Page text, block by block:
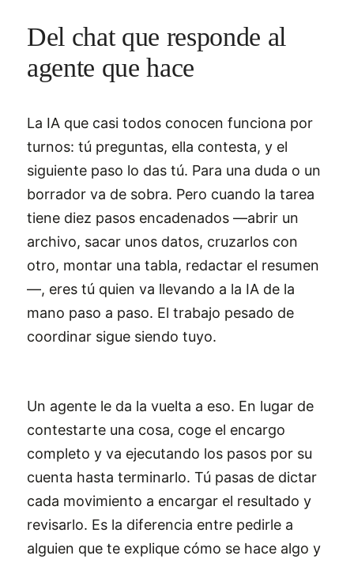
Del chat que responde al
agente que hace
La IA que casi todos conocen funciona por
turnos: tú preguntas, ella contesta, y el
siguiente paso lo das tú. Para una duda o un
borrador va de sobra. Pero cuando la tarea
tiene diez pasos encadenados —abrir un
archivo, sacar unos datos, cruzarlos con
otro, montar una tabla, redactar el resumen
—, eres tú quien va llevando a la IA de la
mano paso a paso. El trabajo pesado de
coordinar sigue siendo tuyo.
Un agente le da la vuelta a eso. En lugar de
contestarte una cosa, coge el encargo
completo y va ejecutando los pasos por su
cuenta hasta terminarlo. Tú pasas de dictar
cada movimiento a encargar el resultado y
revisarlo. Es la diferencia entre pedirle a
alguien que te explique cómo se hace algo y